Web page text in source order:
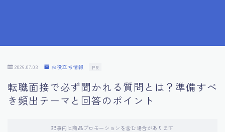
10.フィードバックを活用する方法
11.オンライン面接の成功への鍵
2026.07.03 お役立ち情報 PR
転職面接で必ず聞かれる質問とは？準備すべ
き頻出テーマと回答のポイント
記事内に商品プロモーションを含む場合があります